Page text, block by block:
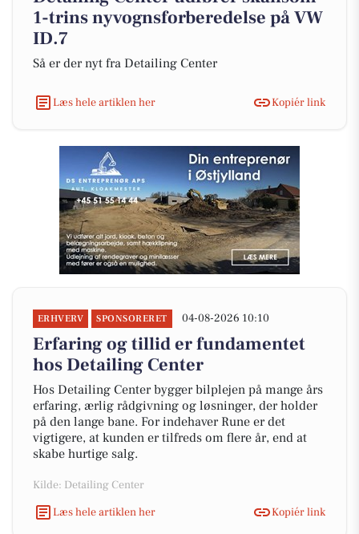
1-trins nyvognsforberedelse på VW
ID.7
Så er der nyt fra Detailing Center
Læs hele artiklen her Kopiér link
ERHVERV SPONSORERET 04-08-2026 10:10
Erfaring og tillid er fundamentet
hos Detailing Center
Hos Detailing Center bygger bilplejen på mange års
erfaring, ærlig rådgivning og løsninger, der holder
på den lange bane. For indehaver Rune er det
vigtigere, at kunden er tilfreds om flere år, end at
skabe hurtige salg.
Kilde: Detailing Center
Læs hele artiklen her
Kopiér link